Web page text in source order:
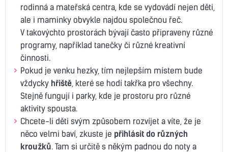
rodinná a mateřská centra, kde se vydovádí nejen děti,
ale i maminky obvykle najdou společnou řeč.
V takovýchto prostorách bývají často připraveny různé
programy, například tanečky či různé kreativní
činnosti.
Pokud je venku hezky, tím nejlepším místem bude
vždycky hřiště , které se hodí takřka pro všechny.
Stejně fungují i parky, kde je prostoru pro různé
aktivity spousta.
Chcete-li děti svým způsobem rozvíjet a víte, že je
něco velmi baví, zkuste je přihlásit do různých
kroužků. Tam si určitě s někým padnou do noty a